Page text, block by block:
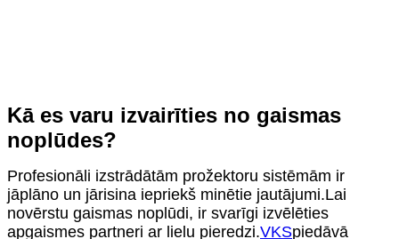
Kā es varu izvairīties no gaismas
noplūdes?
Profesionāli izstrādātām prožektoru sistēmām ir
jāplāno un jārisina iepriekš minētie jautājumi.Lai
novērstu gaismas noplūdi, ir svarīgi izvēlēties
apgaismes partneri ar lielu pieredzi.VKSpiedāvā